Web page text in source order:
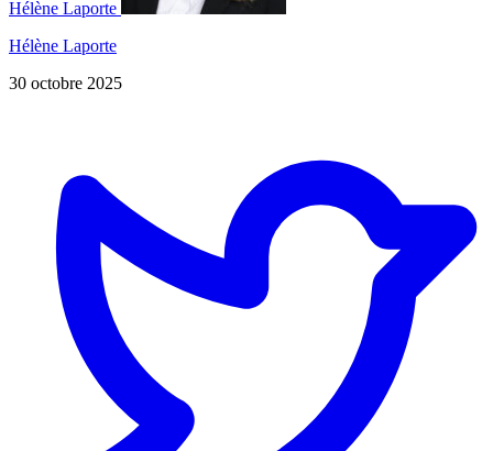
Hélène Laporte
Hélène Laporte
30 octobre 2025